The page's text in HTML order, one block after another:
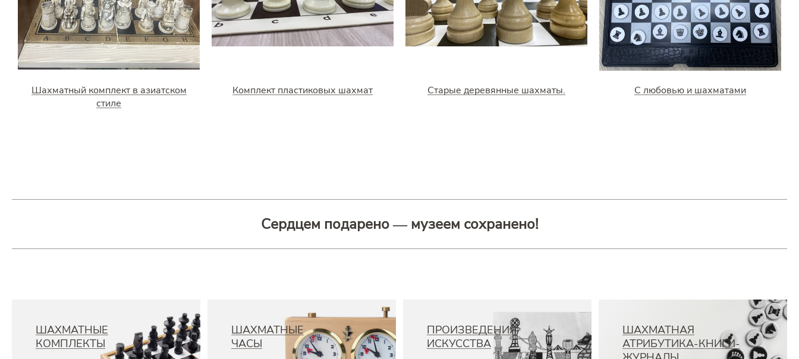
Шахматный комплект в азиатском
стиле
Комплект пластиковых шахмат Старые деревянные шахматы. С любовью и шахматами
Сердцем подарено — музеем сохранено!
ШАХМАТНЫЕ
КОМПЛЕКТЫ
ШАХМАТНЫЕ
ЧАСЫ
ПРОИЗВЕДЕНИЯ
ИСКУССТВА
ШАХМАТНАЯ
АТРИБУТИКА-КНИГИ-